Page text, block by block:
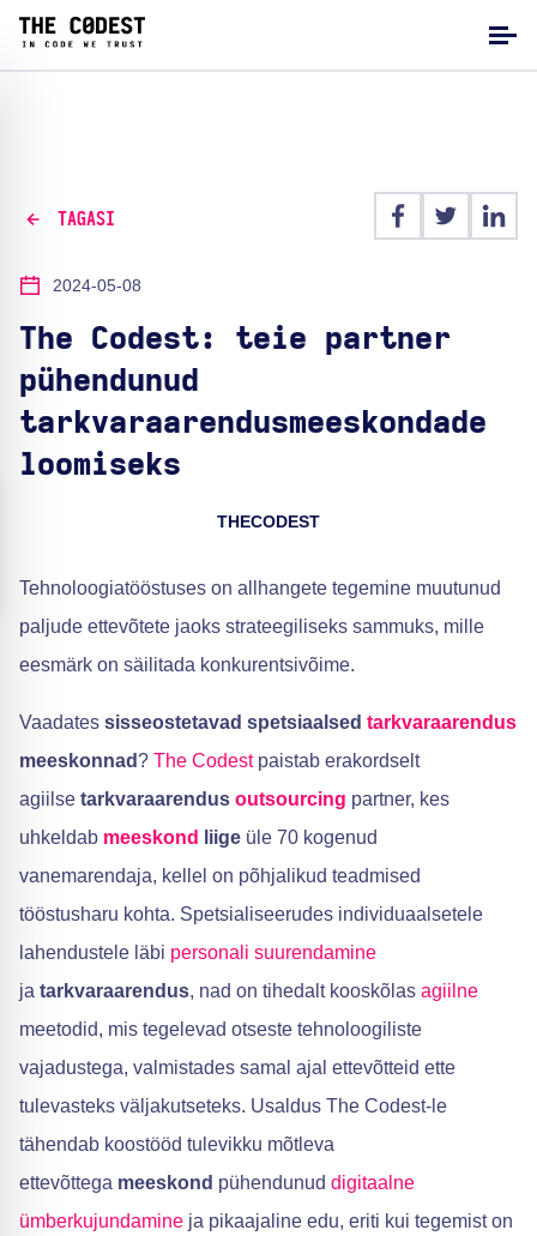
TAGASI
2024-05-08
The Codest: teie partner
pühendunud
tarkvaraarendusmeeskondade
loomiseks
THECODEST
Tehnoloogiatööstuses on allhangete tegemine muutunud
paljude ettevõtete jaoks strateegiliseks sammuks, mille
eesmärk on säilitada konkurentsivõime.
Vaadates sisseostetavad spetsiaalsed tarkvaraarendus
meeskonnad? The Codestpaistab erakordselt
agiilse tarkvaraarendus outsourcing partner, kes
uhkeldab meeskond liige üle 70 kogenud
vanemarendaja, kellel on põhjalikud teadmised
tööstusharu kohta. Spetsialiseerudes individuaalsetele
lahendustele läbi personali suurendamine
ja tarkvaraarendus, nad on tihedalt kooskõlas agiilne
meetodid, mis tegelevad otseste tehnoloogiliste
vajadustega, valmistades samal ajal ettevõtteid ette
tulevasteks väljakutseteks. Usaldus The Codest-le
tähendab koostööd tulevikku mõtleva
ettevõttega meeskond pühendunud digitaalne
ümberkujundamine ja pikaajaline edu, eriti kui tegemist on